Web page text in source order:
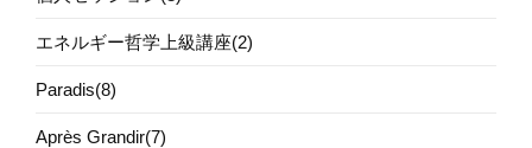
エネルギー哲学上級講座(2)
Paradis(8)
Après Grandir(7)